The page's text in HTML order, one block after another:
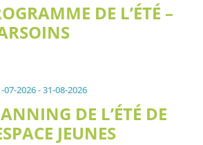
DE L’ÉTÉ –
07-2026- 31-08-2026
DE L’ÉTÉ DE
JEUNES